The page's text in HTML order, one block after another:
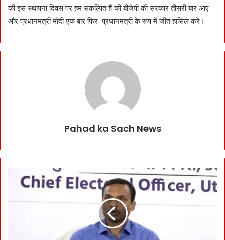
की इस स्थापना दिवस पर हम संकल्पित हैं की बीजेपी की सरकार तीसरी बार आएं
और प्रधानमंत्री मोदी एक बार फिर प्रधानमंत्री के रूप में जीत हासिल करें।
Pahad ka Sach News